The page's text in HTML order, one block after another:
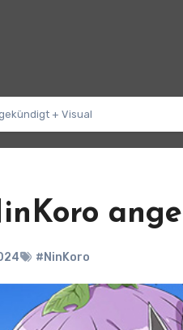
+ Visual
#NinKoro